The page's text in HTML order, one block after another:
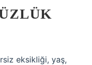
eksikliği, yaş,